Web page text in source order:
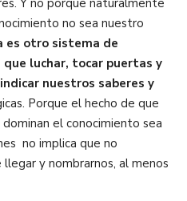
Y no porque naturalmente
no sea nuestro
es otro sistema de
luchar, tocar puertas y
nuestros saberes y
Porque el hecho de que
el conocimiento sea
no implica que no
y nombrarnos, al menos